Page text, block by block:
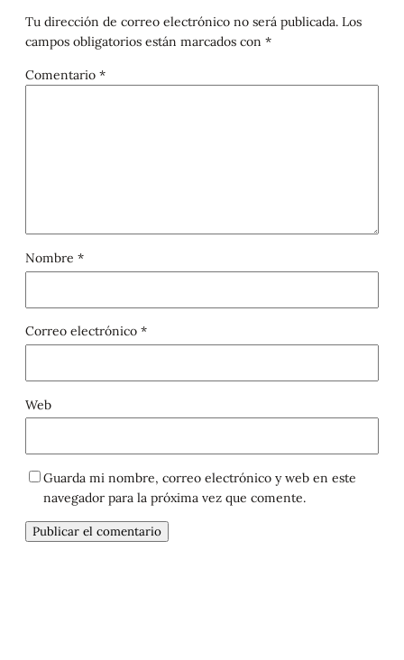
Tu dirección de correo electrónico no será publicada. Los
campos obligatorios están marcados con *
Comentario *
Nombre *
Correo electrónico *
Web
Guarda mi nombre, correo electrónico y web en este
navegador para la próxima vez que comente.